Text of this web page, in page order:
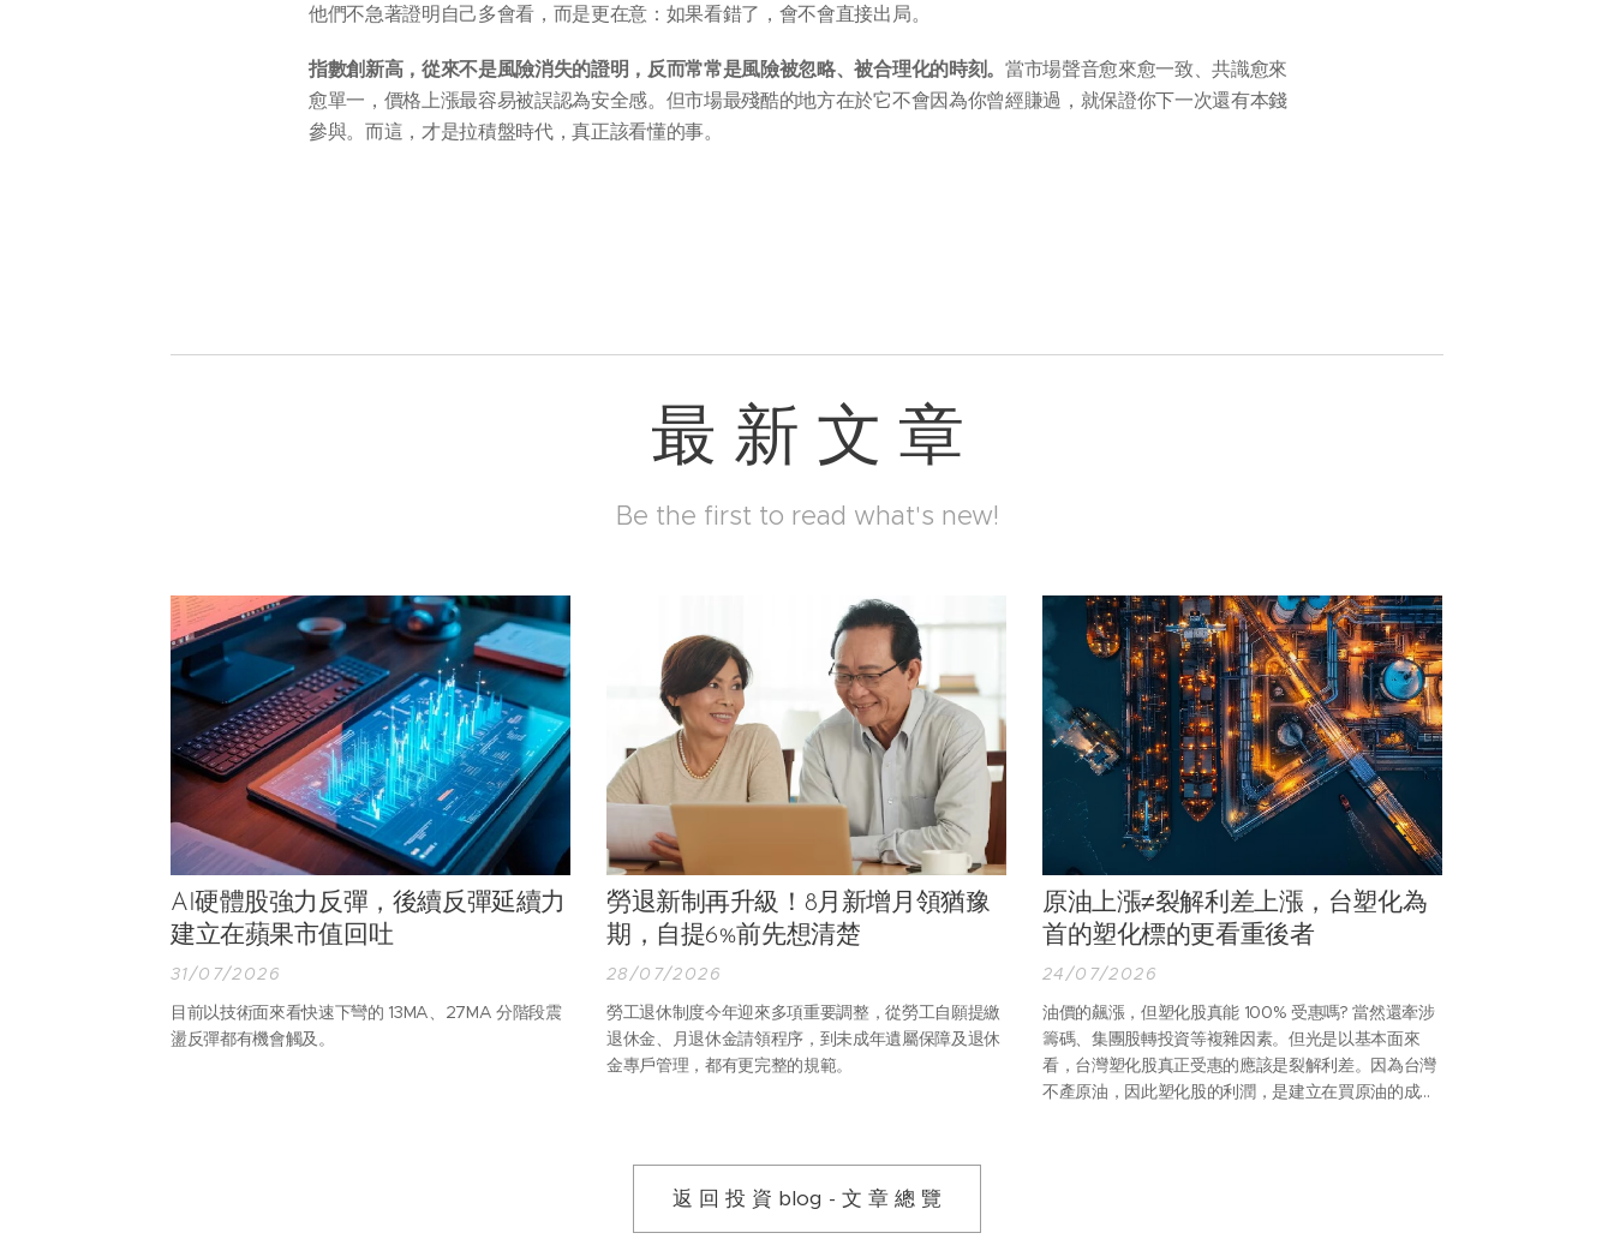
他們不急著證明自己多會看，而是更在意：如果看錯了，會不會直接出局。
指數創新高，從來不是風險消失的證明，反而常常是風險被忽略、被合理化的時刻。 當市場聲音愈來愈一致、共識愈來
愈單一，價格上漲最容易被誤認為安全感。但市場最殘酷的地方在於它不會因為你曾經賺過，就保證你下一次還有本錢
參與。而這，才是拉積盤時代，真正該看懂的事。
最 新 文 章
Be the first to read what's new!
AI硬體股強力反彈，後續反彈延續力
建立在蘋果市值回吐
31/07/2026
目前以技術面來看快速下彎的 13MA、27MA 分階段震
盪反彈都有機會觸及。
勞退新制再升級！8月新增月領猶豫
期，自提6%前先想清楚
28/07/2026
勞工退休制度今年迎來多項重要調整，從勞工自願提繳
退休金、月退休金請領程序，到未成年遺屬保障及退休
金專戶管理，都有更完整的規範。
原油上漲≠裂解利差上漲，台塑化為
首的塑化標的更看重後者
24/07/2026
油價的飆漲，但塑化股真能 100% 受惠嗎? 當然還牽涉
籌碼、集團股轉投資等複雜因素。但光是以基本面來
看，台灣塑化股真正受惠的應該是裂解利差。因為台灣
不產原油，因此塑化股的利潤，是建立在買原油的成本
返 回 投 資 blog - 文 章 總 覽